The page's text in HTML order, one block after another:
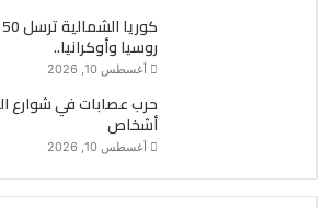
روسيا وأوكرانيا..
أغسطس 10, 2026
أشخاص
أغسطس 10, 2026